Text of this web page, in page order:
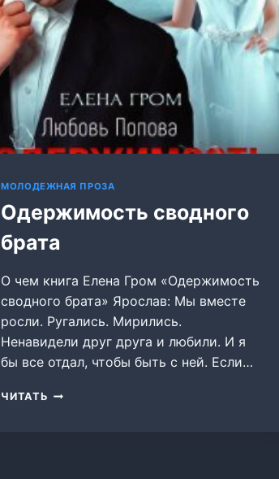
МОЛОДЕЖНАЯ ПРОЗА
Одержимость сводного
брата
О чем книга Елена Гром «Одержимость
сводного брата» Ярослав: Мы вместе
росли. Ругались. Мирились.
Ненавидели друг друга и любили. И я
бы все отдал, чтобы быть с ней. Если…
ЧИТАТЬ ОДЕРЖИМОСТЬ